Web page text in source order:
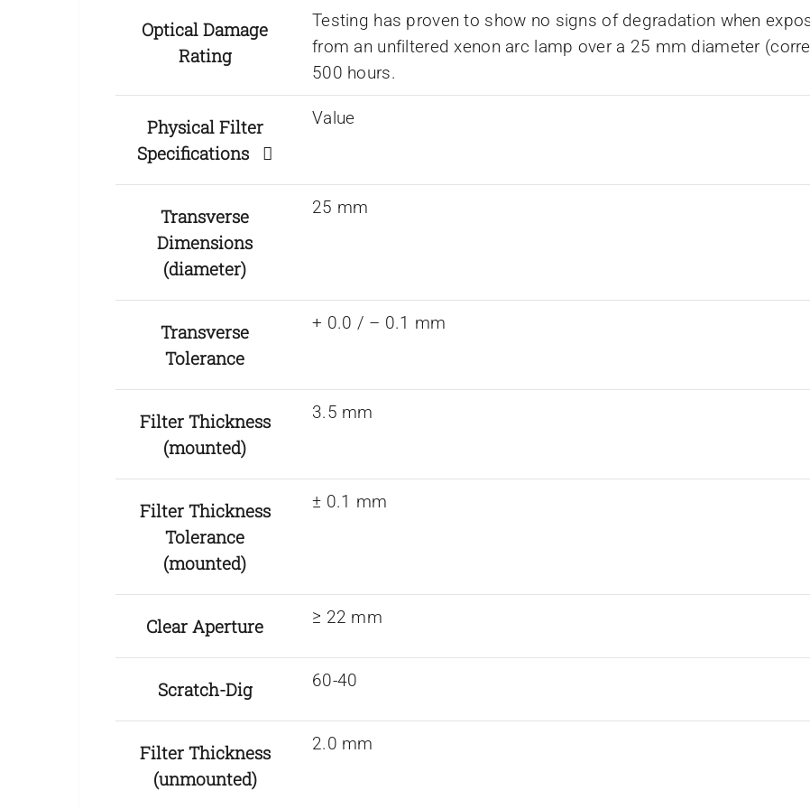
Optical Damage
Rating
Testing has proven to show no signs of degradation when
from an unfiltered xenon arc lamp over a 25 mm diameter
500 hours.
Physical Filter
Specifications
Value
Transverse
Dimensions
(diameter)
25 mm
Transverse
Tolerance
+ 0.0 / – 0.1 mm
Filter Thickness
(mounted)
3.5 mm
Filter Thickness
Tolerance
(mounted)
± 0.1 mm
Clear Aperture ≥ 22 mm
Scratch-Dig 60-40
Filter Thickness
(unmounted)
2.0 mm